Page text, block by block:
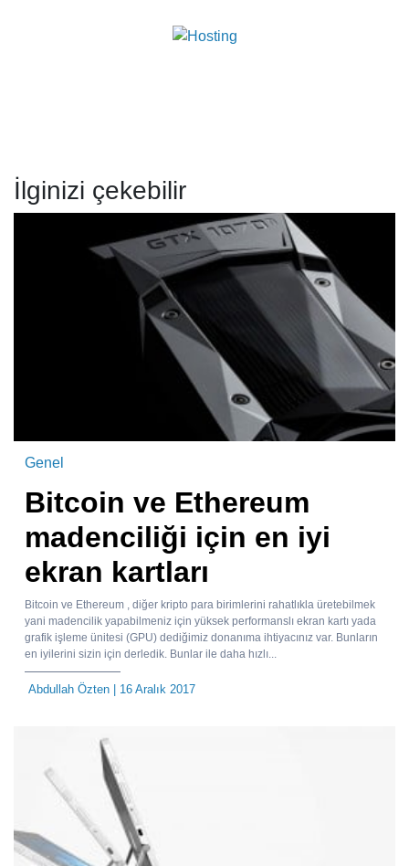
İlginizi çekebilir
Genel
Bitcoin ve Ethereum
madenciliği için en iyi
ekran kartları
Bitcoin ve Ethereum , diğer kripto para birimlerini rahatlıkla üretebilmek
yani madencilik yapabilmeniz için yüksek performanslı ekran kartı yada
grafik işleme ünitesi (GPU) dediğimiz donanıma ihtiyacınız var. Bunların
en iyilerini sizin için derledik. Bunlar ile daha hızlı...
Abdullah Özten | 16 Aralık 2017